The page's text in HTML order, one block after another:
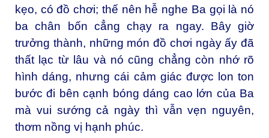
kẹo, có đồ chơi; thế nên hễ nghe Ba gọi là nó
ba chân bốn cẳng chạy ra ngay. Bây giờ
trưởng thành, những món đồ chơi ngày ấy đã
thất lạc từ lâu và nó cũng chẳng còn nhớ rõ
hình dáng, nhưng cái cảm giác được lon ton
bước đi bên cạnh bóng dáng cao lớn của Ba
mà vui sướng cả ngày thì vẫn vẹn nguyên,
thơm nồng vị hạnh phúc.